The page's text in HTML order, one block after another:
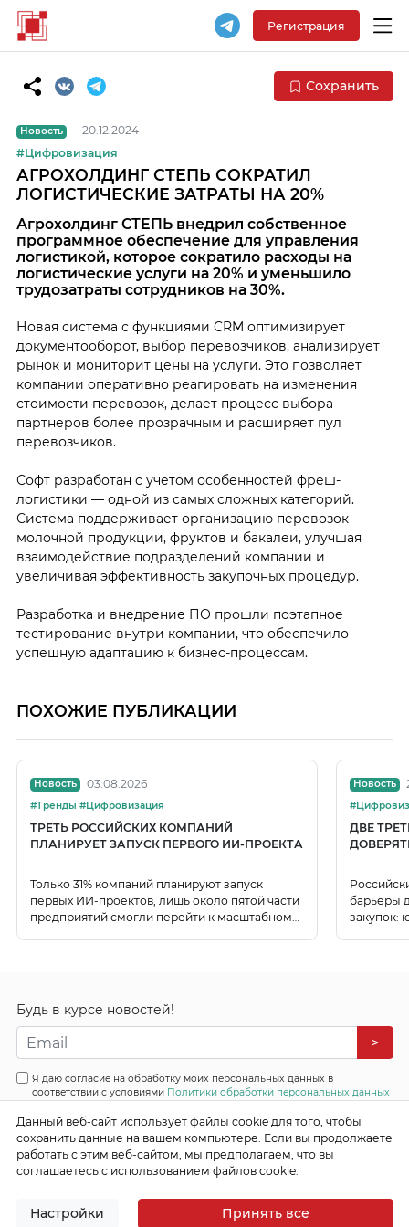
Регистрация
Сохранить
Новость
20.12.2024
#Цифровизация
АГРОХОЛДИНГ СТЕПЬ СОКРАТИЛ
ЛОГИСТИЧЕСКИЕ ЗАТРАТЫ НА 20%
Агрохолдинг СТЕПЬ внедрил собственное
программное обеспечение для управления
логистикой, которое сократило расходы на
логистические услуги на 20% и уменьшило
трудозатраты сотрудников на 30%.
Новая система с функциями CRM оптимизирует
документооборот, выбор перевозчиков, анализирует
рынок и мониторит цены на услуги. Это позволяет
компании оперативно реагировать на изменения
стоимости перевозок, делает процесс выбора
партнеров более прозрачным и расширяет пул
перевозчиков.
Софт разработан с учетом особенностей фреш-
логистики — одной из самых сложных категорий.
Система поддерживает организацию перевозок
молочной продукции, фруктов и бакалеи, улучшая
взаимодействие подразделений компании и
увеличивая эффективность закупочных процедур.
Разработка и внедрение ПО прошли поэтапное
тестирование внутри компании, что обеспечило
успешную адаптацию к бизнес-процессам.
ПОХОЖИЕ ПУБЛИКАЦИИ
Новость 03.08.2026
#Тренды #Цифровизация
ТРЕТЬ РОССИЙСКИХ КОМПАНИЙ
ПЛАНИРУЕТ ЗАПУСК ПЕРВОГО ИИ-ПРОЕКТА
Только 31% компаний планируют запуск
первых ИИ-проектов, лишь около пятой части
предприятий смогли перейти к масштабному
Новость
ДВЕ
барьеры
закупок:
Будь в курсе новостей!
>
Я даю согласие на обработку моих персональных данных в
соответствии с условиями Политики обработки персональных данных
Все права защищены
© 2026 Эффективные бизнес системы
Данный веб-сайт использует файлы cookie для того, чтобы
сохранить данные на вашем компьютере. Если вы продолжаете
работать с этим веб-сайтом, мы предполагаем, что вы
соглашаетесь с использованием файлов cookie.
Настройки Принять все